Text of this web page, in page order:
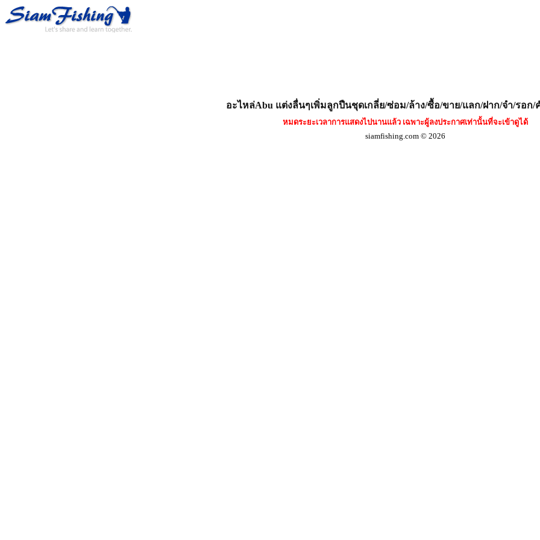
อะไหล่Abu แต่งลื่นๆเพิ่มลูกปืนชุดเกลี่ย/ซ่อม/ล้าง/ซื้อ/ขาย/แลก/ฝาก/จำ/รอก/
หมดระยะเวลาการแสดงไปนานแล้ว เฉพาะผู้ลงประกาศเท่านั้นที่จะเข้าดูได้
siamfishing.com © 2026